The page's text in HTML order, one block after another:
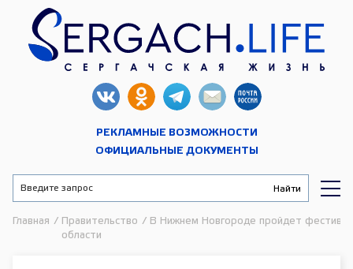
РЕКЛАМНЫЕ ВОЗМОЖНОСТИ
ОФИЦИАЛЬНЫЕ ДОКУМЕНТЫ
Главная /
Правительство
области
/ В Нижнем Новгороде пройдет